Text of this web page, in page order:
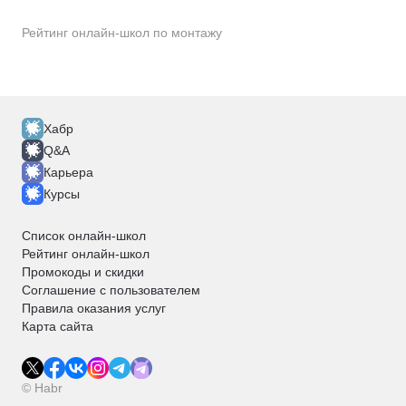
Рейтинг онлайн-школ по монтажу
Хабр
Q&A
Карьера
Курсы
Список онлайн-школ
Рейтинг онлайн-школ
Промокоды и скидки
Соглашение с пользователем
Правила оказания услуг
Карта сайта
© Habr